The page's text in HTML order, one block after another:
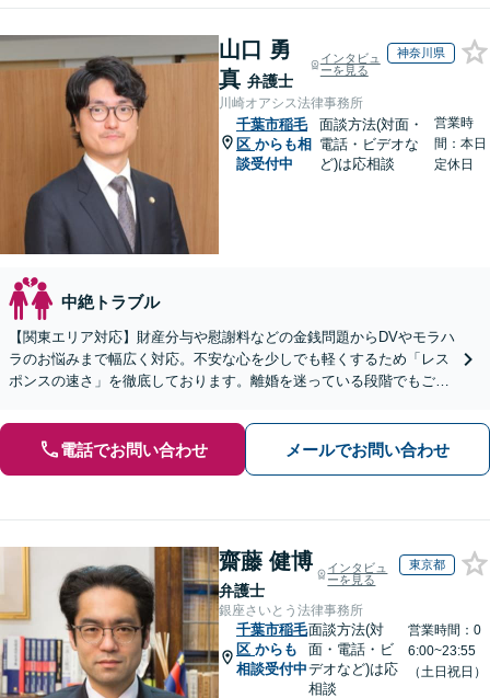
山口 勇
真 弁護士
インタビュ
ーを見る
神奈川県
川崎オアシス法律事務所
千葉市稲毛
区 からも相
談受付中
面談方法(対面・
電話・ビデオな
ど)は応相談
営業時
間：本日
定休日
中絶トラブル
【関東エリア対応】財産分与や慰謝料などの金銭問題からDVやモラハ
ラのお悩みまで幅広く対応。不安な心を少しでも軽くするため「レス
ポンスの速さ」を徹底しております。離婚を迷っている段階でもご相
電話でお問い合わせ メールでお問い合わせ
齋藤 健博
弁護士
インタビュ
ーを見る
東京都
銀座さいとう法律事務所
千葉市稲毛
区 からも
相談受付中
面談方法(対
面・電話・ビ
デオなど)は応
相談
営業時間：0
6:00~23:55
（土日祝日）